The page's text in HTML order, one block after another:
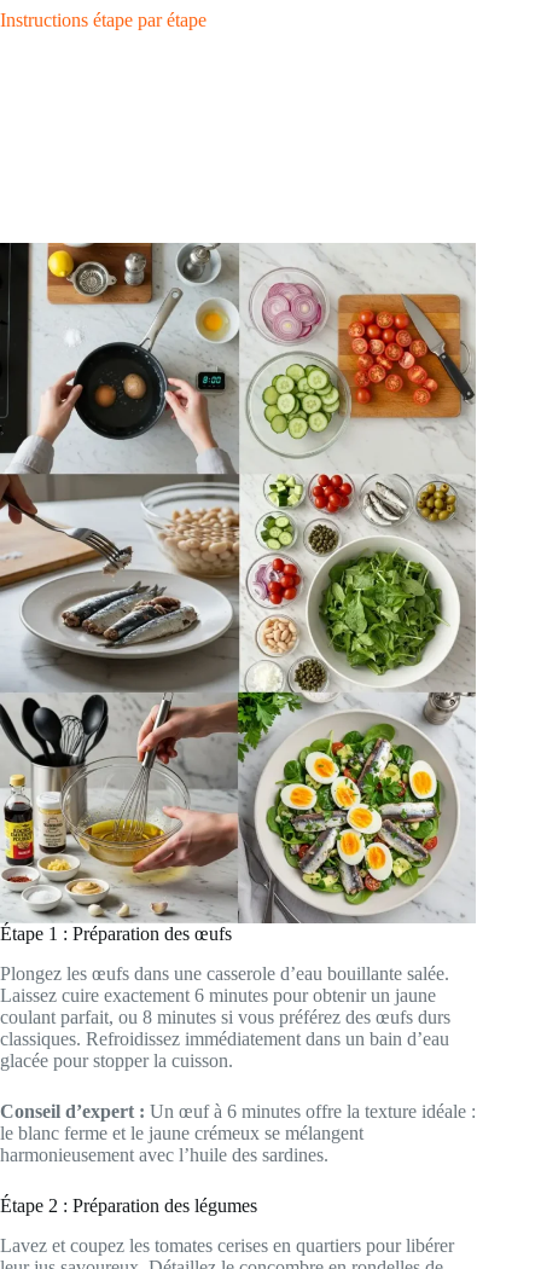
Instructions étape par étape
Étape 1 : Préparation des œufs
Plongez les œufs dans une casserole d’eau bouillante salée.
Laissez cuire exactement 6 minutes pour obtenir un jaune
coulant parfait, ou 8 minutes si vous préférez des œufs durs
classiques. Refroidissez immédiatement dans un bain d’eau
glacée pour stopper la cuisson.
Conseil d’expert : Un œuf à 6 minutes offre la texture idéale :
le blanc ferme et le jaune crémeux se mélangent
harmonieusement avec l’huile des sardines.
Étape 2 : Préparation des légumes
Lavez et coupez les tomates cerises en quartiers pour libérer